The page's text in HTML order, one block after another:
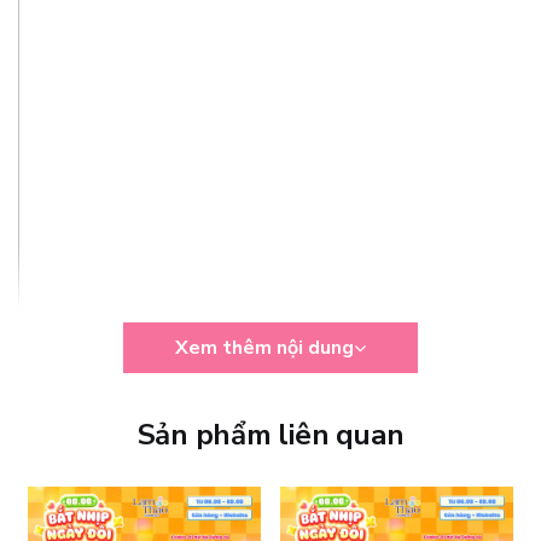
Xem thêm nội dung
Sản phẩm liên quan